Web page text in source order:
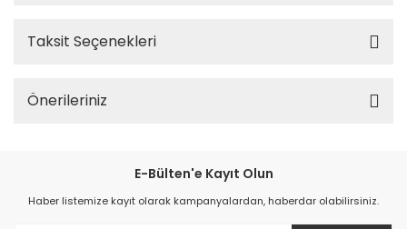
Taksit Seçenekleri
Önerileriniz
E-Bülten'e Kayıt Olun
Haber listemize kayıt olarak kampanyalardan, haberdar olabilirsiniz.